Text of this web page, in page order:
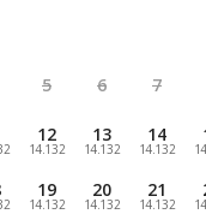
5 6 7
12
14.132
13
14.132
14
14.132
19
14.132
20
14.132
21
14.132